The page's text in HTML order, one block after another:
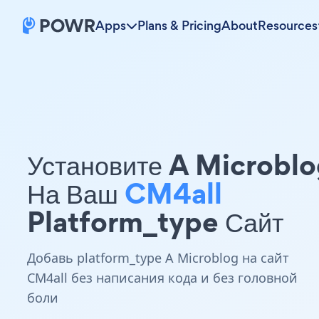
Apps Plans & PricingAboutResources
Установите A
На Ваш CM4all
Platform_type Сайт
Добавь platform_type A Microblog на сайт
CM4all без написания кода и без головной
боли